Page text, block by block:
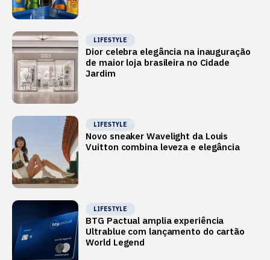
LIFESTYLE
Dior celebra elegância na inauguração
de maior loja brasileira no Cidade
Jardim
LIFESTYLE
Novo sneaker Wavelight da Louis
Vuitton combina leveza e elegância
LIFESTYLE
BTG Pactual amplia experiência
Ultrablue com lançamento do cartão
World Legend